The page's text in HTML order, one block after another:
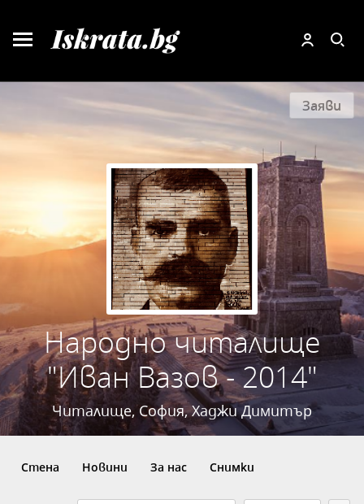
Народно читалище
"Иван Вазов - 2014"
Читалище, София, Хаджи Димитър
Заяви
Стена Новини За нас Снимки